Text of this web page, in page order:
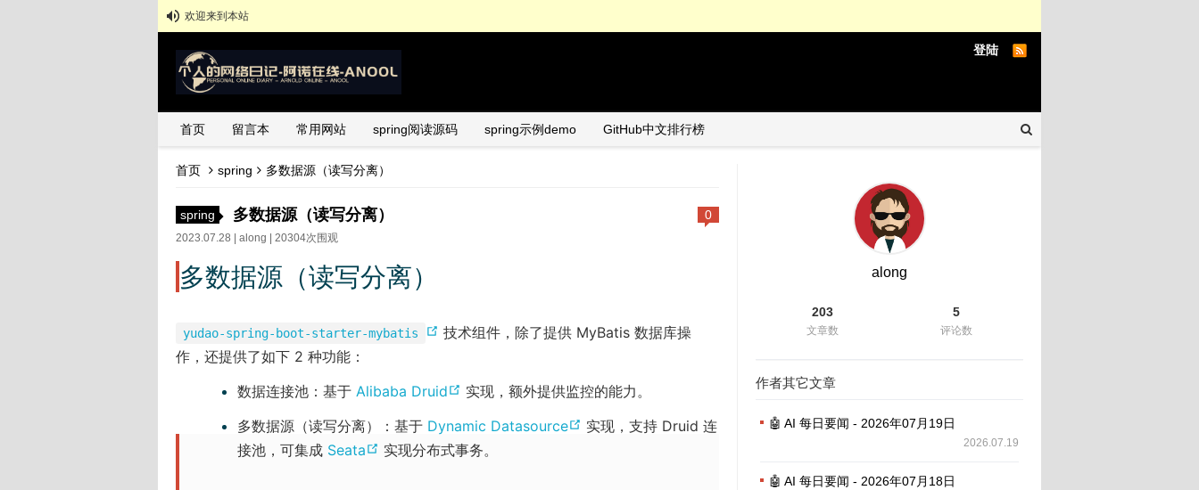
欢迎来到本站
登陆
首页 留言本 常用网站 spring阅读源码 spring示例demo GitHub中文排行榜
首页 spring 多数据源（读写分离）
spring 0
多数据源（读写分离）
2023.07.28 | along | 20304次围观
多数据源（读写分离）
yudao-spring-boot-starter-mybatis
(
n
s
技术组件，除了提供 MyBatis 数据库操
作，还提供了如下 2 种功能：
数据连接池：基于Alibaba Druid
(
e
实现，额外提供监控的能力。
多数据源（读写分离）：基于 Dynamic Datasource
(
实现，支持 Druid 连
接池，可集成 Seata
(
实现分布式事务。
along
203
文章数
5
评论数
作者其它文章
🤖 AI 每日要闻 - 2026年07月19日
2026.07.19
🤖 AI 每日要闻 - 2026年07月18日